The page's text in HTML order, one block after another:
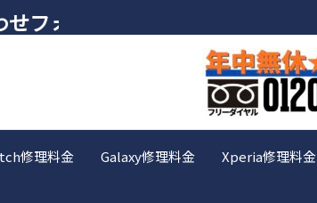
ォームが便利です♪
修理料金 Galaxy修理料金 Xperia修理料金